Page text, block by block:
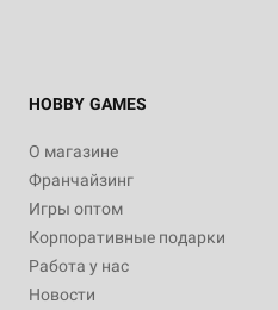
HOBBY GAMES
О магазине
Франчайзинг
Игры оптом
Корпоративные подарки
Работа у нас
Новости